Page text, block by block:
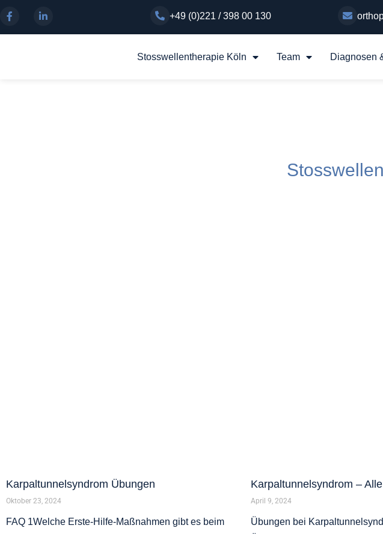
+49 (0)221 / 398 00 130
Stosswellentherapie Köln Team Diagnosen
Karpaltunnelsyndrom Übungen
Oktober 23, 2024
FAQ 1Welche Erste-Hilfe-Maßnahmen gibt es beim
Karpaltunnelsyndrom –
April 9, 2024
Übungen bei